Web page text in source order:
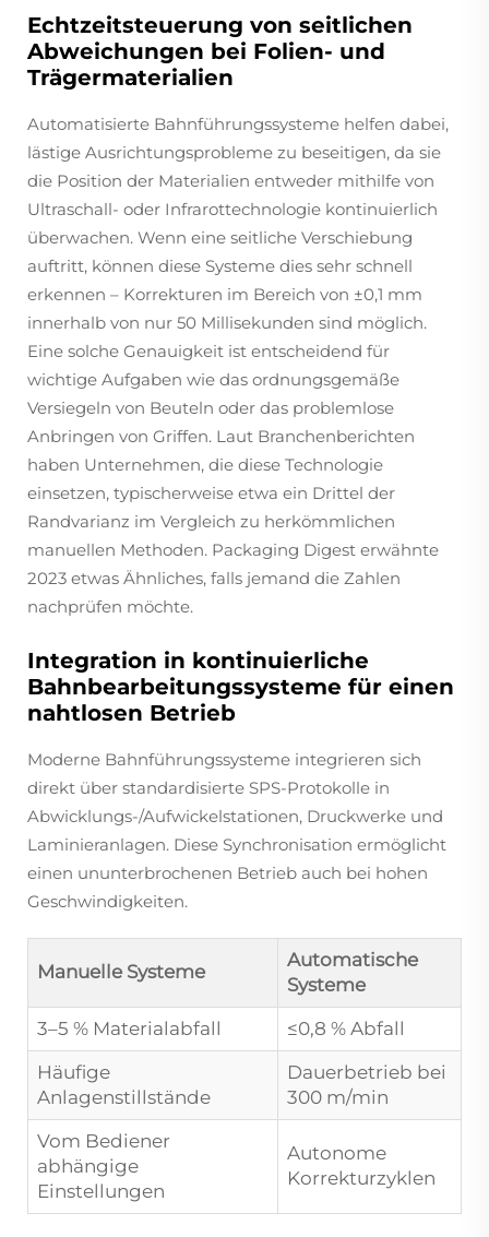
Echtzeitsteuerung von seitlichen
Abweichungen bei Folien- und
Trägermaterialien
Automatisierte Bahnführungssysteme helfen dabei,
lästige Ausrichtungsprobleme zu beseitigen, da sie
die Position der Materialien entweder mithilfe von
Ultraschall- oder Infrarottechnologie kontinuierlich
überwachen. Wenn eine seitliche Verschiebung
auftritt, können diese Systeme dies sehr schnell
erkennen – Korrekturen im Bereich von ±0,1 mm
innerhalb von nur 50 Millisekunden sind möglich.
Eine solche Genauigkeit ist entscheidend für
wichtige Aufgaben wie das ordnungsgemäße
Versiegeln von Beuteln oder das problemlose
Anbringen von Griffen. Laut Branchenberichten
haben Unternehmen, die diese Technologie
einsetzen, typischerweise etwa ein Drittel der
Randvarianz im Vergleich zu herkömmlichen
manuellen Methoden. Packaging Digest erwähnte
2023 etwas Ähnliches, falls jemand die Zahlen
nachprüfen möchte.
Integration in kontinuierliche
Bahnbearbeitungssysteme für einen
nahtlosen Betrieb
Moderne Bahnführungssysteme integrieren sich
direkt über standardisierte SPS-Protokolle in
Abwicklungs-/Aufwickelstationen, Druckwerke und
Laminieranlagen. Diese Synchronisation ermöglicht
einen ununterbrochenen Betrieb auch bei hohen
Geschwindigkeiten.
Manuelle Systeme
Automatische
Systeme
3–5 % Materialabfall
≤0,8 % Abfall
Häufige
Anlagenstillstände
Dauerbetrieb bei
300 m/min
Vom Bediener
abhängige
Einstellungen
Autonome
Korrekturzyklen